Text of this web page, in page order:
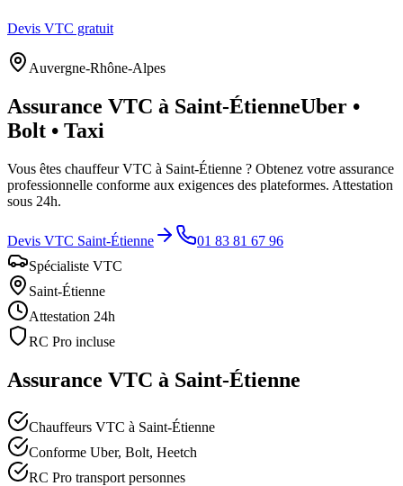
Devis VTC gratuit
Auvergne-Rhône-Alpes
Assurance VTC à Saint-ÉtienneUber •
Bolt • Taxi
Vous êtes chauffeur VTC à Saint-Étienne ? Obtenez votre assurance
professionnelle conforme aux exigences des plateformes. Attestation
sous 24h.
Devis VTC Saint-Étienne
01 83 81 67 96
Spécialiste VTC
Saint-Étienne
Attestation 24h
RC Pro incluse
Assurance VTC à Saint-Étienne
Chauffeurs VTC à Saint-Étienne
Conforme Uber, Bolt, Heetch
RC Pro transport personnes